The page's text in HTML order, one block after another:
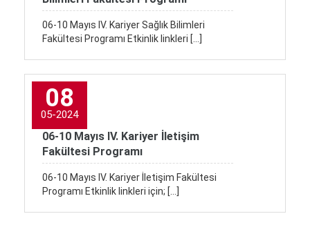
06-10 Mayıs IV. Kariyer Sağlık Bilimleri
Fakültesi Programı Etkinlik linkleri […]
08
05-2024
06-10 Mayıs IV. Kariyer İletişim
Fakültesi Programı
06-10 Mayıs IV. Kariyer İletişim Fakültesi
Programı Etkinlik linkleri için; […]